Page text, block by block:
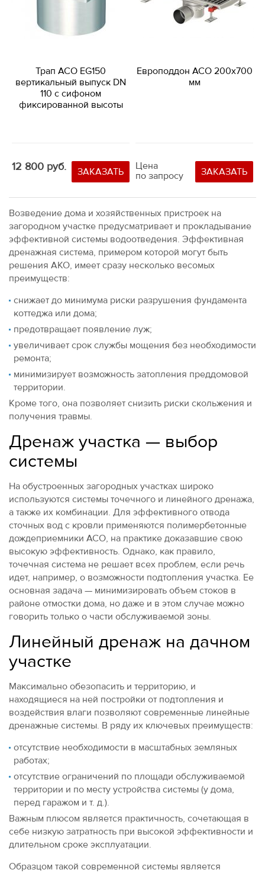
Трап ACO EG150
вертикальный выпуск DN
110 с сифоном
фиксированной высоты
12 800 руб. ЗАКАЗАТЬ
Европоддон ACO 200х700
мм
Цена
по запросу
ЗАКАЗАТЬ
Возведение дома и хозяйственных пристроек на
загородном участке предусматривает и прокладывание
эффективной системы водоотведения. Эффективная
дренажная система, примером которой могут быть
решения АКО, имеет сразу несколько весомых
преимуществ:
снижает до минимума риски разрушения фундамента
коттеджа или дома;
предотвращает появление луж;
увеличивает срок службы мощения без необходимости
ремонта;
минимизирует возможность затопления преддомовой
территории.
Кроме того, она позволяет снизить риски скольжения и
получения травмы.
Дренаж участка — выбор
системы
На обустроенных загородных участках широко
используются системы точечного и линейного дренажа,
а также их комбинации. Для эффективного отвода
сточных вод с кровли применяются полимербетонные
дождеприемники ACO, на практике доказавшие свою
высокую эффективность. Однако, как правило,
точечная система не решает всех проблем, если речь
идет, например, о возможности подтопления участка. Ее
основная задача — минимизировать объем стоков в
районе отмостки дома, но даже и в этом случае можно
говорить только о части обслуживаемой зоны.
Линейный дренаж на дачном
участке
Максимально обезопасить и территорию, и
находящиеся на ней постройки от подтопления и
воздействия влаги позволяют современные линейные
дренажные системы. В ряду их ключевых преимуществ:
отсутствие необходимости в масштабных земляных
работах;
отсутствие ограничений по площади обслуживаемой
территории и по месту устройства системы (у дома,
перед гаражом и т. д.).
Важным плюсом является практичность, сочетающая в
себе низкую затратность при высокой эффективности и
длительном сроке эксплуатации.
Образцом такой современной системы является